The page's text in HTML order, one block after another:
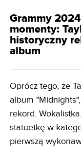
Grammy
momenty:
historyczny
album
Oprócz tego, że
album
rekord.
statuetkę w
pierwszą